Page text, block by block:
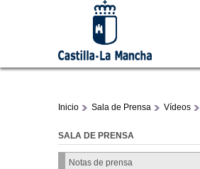
Inicio Sala de Prensa Vídeos
SALA DE PRENSA
Notas de prensa